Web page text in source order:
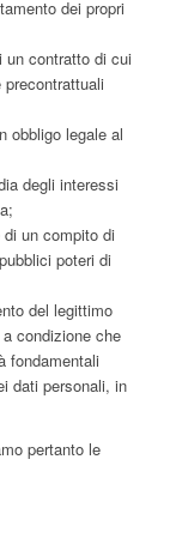
dei propri
un contratto di cui
precontrattuali
obbligo legale al
degli interessi
un compito di
poteri di
del legittimo
condizione che
fondamentali
dati personali, in
pertanto le